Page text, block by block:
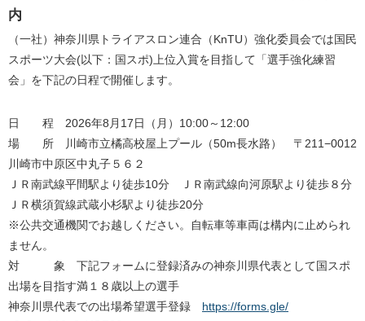
内
（一社）神奈川県トライアスロン連合（KnTU） 強化委員会では国民
スポーツ大会(以下：国スポ) 上位入賞を目指して「選手強化練習
会」 を下記の日程で開催します。
日 程 2026年8月17日（月）10:00～12:00
場 所 川崎市立橘高校屋上プール（50m長水路） 〒211−0012
川崎市中原区中丸子５６２
ＪＲ南武線平間駅より徒歩10分 ＪＲ南武線向河原駅より徒歩８分
ＪＲ横須賀線武蔵小杉駅より徒歩20分
※公共交通機関でお越しください。
自転車等車両は構内に止められ
ません。
対 象 下記フォームに登録済みの神奈川県代表として国スポ
出場を目指す満１８歳以上の選手
神奈川県代表での出場希望選手登録 https://forms.gle/